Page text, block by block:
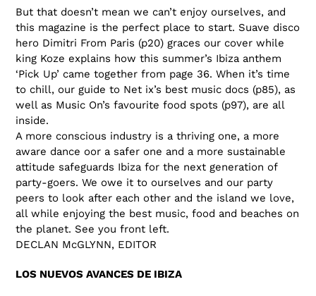
But that doesn’t mean we can’t enjoy ourselves, and
this magazine is the perfect place to start. Suave disco
hero Dimitri From Paris (p20) graces our cover while
king Koze explains how this summer’s Ibiza anthem
‘Pick Up’ came together from page 36. When it’s time
to chill, our guide to Net ix’s best music docs (p85), as
well as Music On’s favourite food spots (p97), are all
inside.
A more conscious industry is a thriving one, a more
aware dance oor a safer one and a more sustainable
attitude safeguards Ibiza for the next generation of
party-goers. We owe it to ourselves and our party
peers to look after each other and the island we love,
all while enjoying the best music, food and beaches on
the planet. See you front left.
DECLAN McGLYNN, EDITOR
LOS NUEVOS AVANCES DE IBIZA